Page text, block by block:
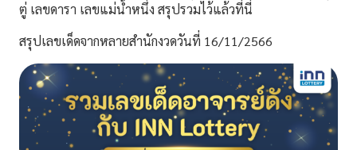
ตู่ เลขดารา เลขแม่น้ำหนึ่ง สรุปรวมไว้แล้วที่นี่
สรุปเลขเด็ดจากหลายสำนักงวดวันที่ 16/11/2566